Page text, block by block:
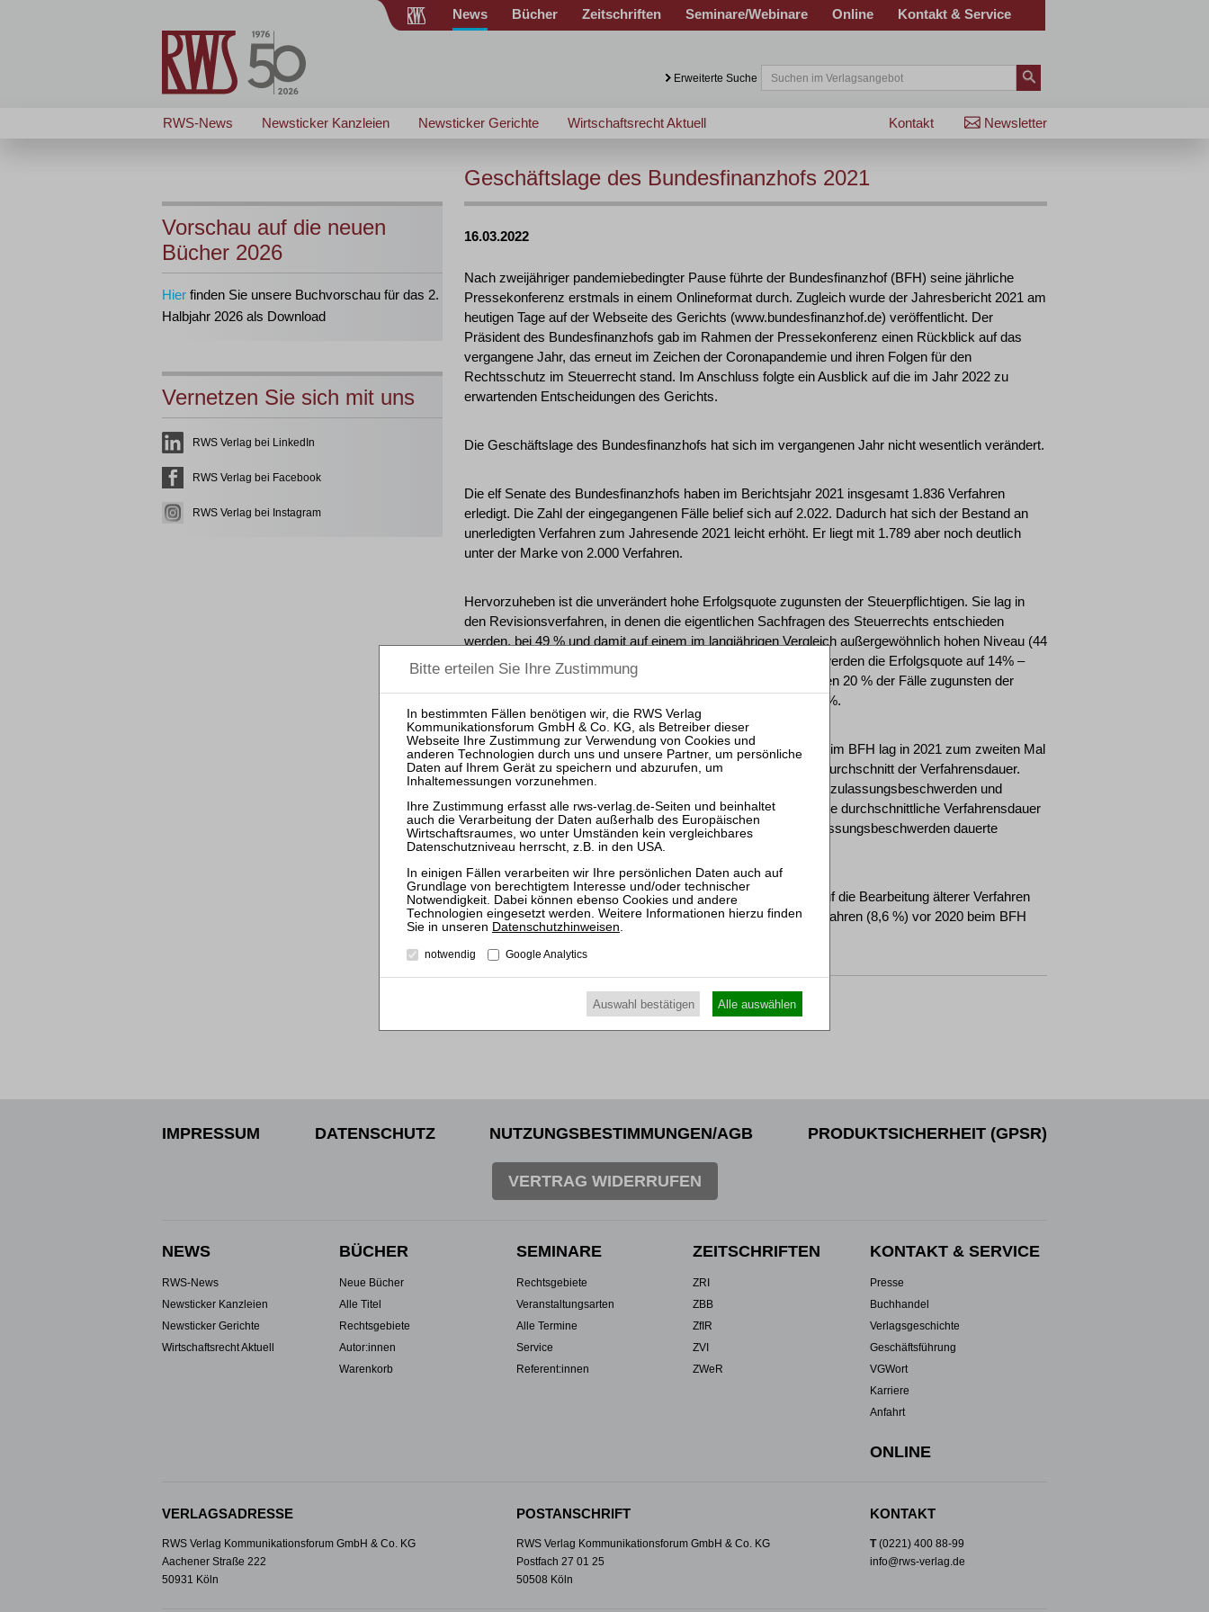
News Bücher Zeitschriften Seminare/Webinare Online Kontakt & Service
Erweiterte Suche
RWS-News Newsticker Kanzleien Newsticker Gerichte Wirtschaftsrecht Aktuell Newsletter
Kontakt
Vorschau auf die neuen
Bücher 2026
Hier finden Sie unsere Buchvorschau für das 2.
Halbjahr 2026 als Download
Vernetzen Sie sich mit uns
RWS Verlag bei LinkedIn
RWS Verlag bei Facebook
RWS Verlag bei Instagram
Geschäftslage des Bundesfinanzhofs 2021
16.03.2022
Nach zweijähriger pandemiebedingter Pause führte der Bundesfinanzhof (BFH) seine jährliche
Pressekonferenz erstmals in einem Onlineformat durch. Zugleich wurde der Jahresbericht 2021 am
heutigen Tage auf der Webseite des Gerichts (www.bundesfinanzhof.de) veröffentlicht. Der
Präsident des Bundesfinanzhofs gab im Rahmen der Pressekonferenz einen Rückblick auf das
vergangene Jahr, das erneut im Zeichen der Coronapandemie und ihren Folgen für den
Rechtsschutz im Steuerrecht stand. Im Anschluss folgte ein Ausblick auf die im Jahr 2022 zu
erwartenden Entscheidungen des Gerichts.
Die Geschäftslage des Bundesfinanzhofs hat sich im vergangenen Jahr nicht wesentlich verändert.
Die elf Senate des Bundesfinanzhofs haben im Berichtsjahr 2021 insgesamt 1.836 Verfahren
erledigt. Die Zahl der eingegangenen Fälle belief sich auf 2.022. Dadurch hat sich der Bestand an
unerledigten Verfahren zum Jahresende 2021 leicht erhöht. Er liegt mit 1.789 aber noch deutlich
unter der Marke von 2.000 Verfahren.
Hervorzuheben ist die unverändert hohe Erfolgsquote zugunsten der Steuerpflichtigen. Sie lag in
den Revisionsverfahren, in denen die eigentlichen Sachfragen des Steuerrechts entschieden
werden, bei 49 % und damit auf einem im langjährigen Vergleich außergewöhnlich hohen Niveau (44
% im Jahr 2020). Dagegen ist bei den Nichtzulassungsbeschwerden die Erfolgsquote auf 14% –
nach 19 % in 2020– gefallen. Bezogen auf alle Verfahren wurden 20 % der Fälle zugunsten der
Steuerpflichtigen entschieden, im Vorjahr lag die Quote bei 23 %.
Die durchschnittliche Verfahrensdauer sämtlicher Verfahren beim BFH lag in 2021 zum zweiten Mal
in Folge bei neun Monaten und damit unter dem langjährigen Durchschnitt der Verfahrensdauer.
Diese Zahl umfasst alle Arten von Verfahren, mithin auch Nichtzulassungsbeschwerden und
Prozesskostenhilfeanträge. Bei den Revisionsverfahren liegt die durchschnittliche Verfahrensdauer
im Berichtsjahr bei 22 Monaten. Die Bearbeitung der Nichtzulassungsbeschwerden dauerte
durchschnittlich sieben Monate.
Auch im Berichtsjahr 2021 haben die Senate ihr Augenmerk auf die Bearbeitung älterer Verfahren
gelegt. So sind nur noch 154 der zum Jahresende offenen Verfahren (8,6 %) vor 2020 beim BFH
eingegangen.
IMPRESSUM DATENSCHUTZ NUTZUNGSBESTIMMUNGEN/AGB PRODUKTSICHERHEIT (GPSR)
VERTRAG WIDERRUFEN
NEWS
RWS-News
Newsticker Kanzleien
Newsticker Gerichte
Wirtschaftsrecht Aktuell
BÜCHER
Neue Bücher
Alle Titel
Rechtsgebiete
Autor:innen
Warenkorb
SEMINARE
Rechtsgebiete
Veranstaltungsarten
Alle Termine
Service
Referent:innen
ZEITSCHRIFTEN
ZRI
ZBB
ZfIR
ZVI
ZWeR
KONTAKT & SERVICE
Presse
Buchhandel
Verlagsgeschichte
Geschäftsführung
VGWort
Karriere
Anfahrt
ONLINE
VERLAGSADRESSE
RWS Verlag Kommunikationsforum GmbH & Co. KG
Aachener Straße 222
50931 Köln
POSTANSCHRIFT
RWS Verlag Kommunikationsforum GmbH & Co. KG
Postfach 27 01 25
50508 Köln
KONTAKT
T(0221) 400 88-99
info@rws-verlag.de
Datenschutzhinweisen
notwendig Google Analytics
Auswahl bestätigen Alle auswählen